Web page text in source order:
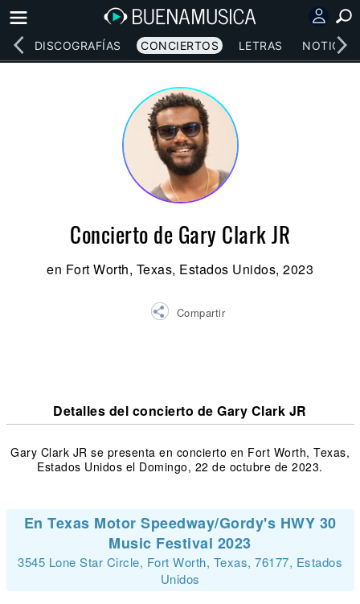
DISCOGRAFÍAS CONCIERTOS LETRAS NOTICIAS
Concierto de Gary Clark JR
en Fort Worth, Texas, Estados Unidos, 2023
Compartir
Detalles del concierto de Gary Clark JR
Gary Clark JR se presenta en concierto en Fort Worth, Texas,
Estados Unidos el Domingo, 22 de octubre de 2023.
En Texas Motor Speedway/Gordy's HWY 30
Music Festival 2023
3545 Lone Star Circle, Fort Worth, Texas, 76177, Estados
Unidos